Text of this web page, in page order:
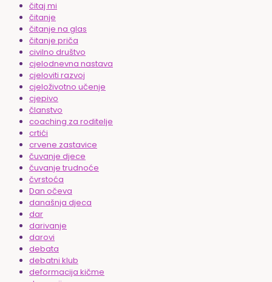
čitaj mi
čitanje
čitanje na glas
čitanje priča
civilno društvo
cjelodnevna nastava
cjeloviti razvoj
cjeloživotno učenje
cjepivo
članstvo
coaching za roditelje
crtići
crvene zastavice
čuvanje djece
čuvanje trudnoće
čvrstoća
Dan očeva
današnja djeca
dar
darivanje
darovi
debata
debatni klub
deformacija kičme